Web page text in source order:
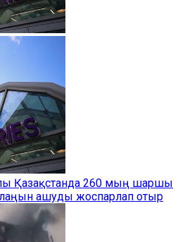
Қазақстанда 260 мың шаршы
ашуды жоспарлап отыр